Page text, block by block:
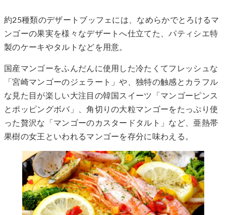
約25種類のデザートブッフェには、なめらかでとろけるマ
ンゴーの果実を様々なデザートへ仕立てた、パティシエ特
製のケーキやタルトなどを用意。
国産マンゴーをふんだんに使用した冷たくてフレッシュな
「宮崎マンゴーのジェラート」や、独特の触感とカラフル
な見た目が楽しい大注目の韓国スイーツ「マンゴーピンス
とポッピングボバ」、角切りの大粒マンゴーをたっぷり使
った贅沢な「マンゴーのカスタードタルト」など、亜熱帯
果樹の女王といわれるマンゴーを存分に味わえる。